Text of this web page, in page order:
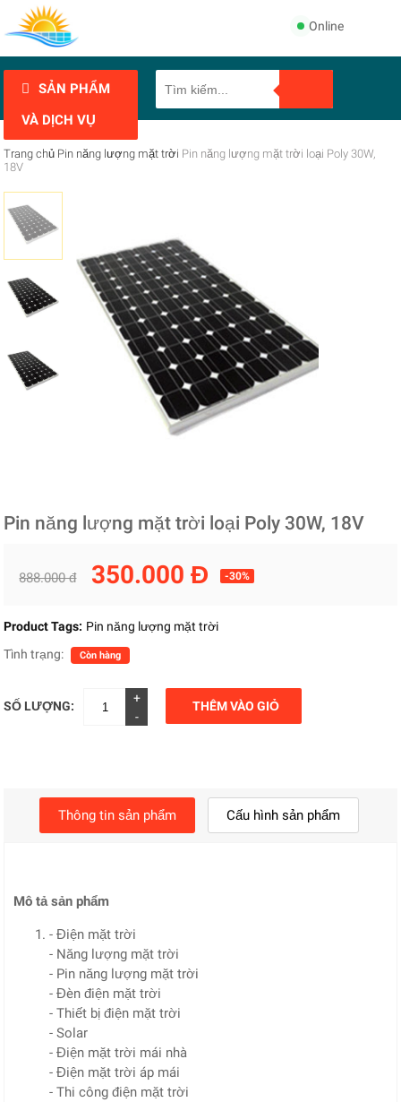
Online
SẢN PHẨM
VÀ DỊCH VỤ
Trang chủ Pin năng lượng mặt trời Pin năng lượng mặt trời loại Poly 30W,
18V
Pin năng lượng mặt trời loại Poly 30W, 18V
888.000 đ 350.000 Đ -30%
Product Tags: Pin năng lượng mặt trời
Tình trạng:
Còn hàng
SỐ LƯỢNG:
+
-
THÊM VÀO GIỎ
Thông tin sản phẩm Cấu hình sản phẩm
Mô tả sản phẩm
- Điện mặt trời
- Năng lượng mặt trời
- Pin năng lượng mặt trời
- Đèn điện mặt trời
- Thiết bị điện mặt trời
- Solar
- Điện mặt trời mái nhà
- Điện mặt trời áp mái
- Thi công điện mặt trời